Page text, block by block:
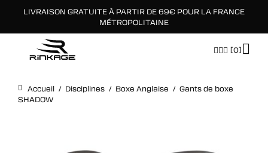
LIVRAISON GRATUITE À PARTIR DE 69€ POUR LA FRANCE
MÉTROPOLITAINE
[0]
Accueil / Disciplines / Boxe Anglaise / Gants de boxe
SHADOW